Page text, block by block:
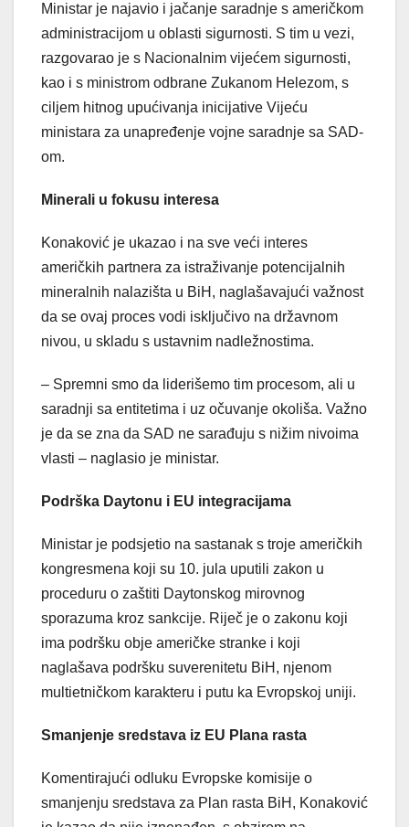
Ministar je najavio i jačanje saradnje s američkom
administracijom u oblasti sigurnosti. S tim u vezi,
razgovarao je s Nacionalnim vijećem sigurnosti,
kao i s ministrom odbrane Zukanom Helezom, s
ciljem hitnog upućivanja inicijative Vijeću
ministara za unapređenje vojne saradnje sa SAD-
om.
Minerali u fokusu interesa
Konaković je ukazao i na sve veći interes
američkih partnera za istraživanje potencijalnih
mineralnih nalazišta u BiH, naglašavajući važnost
da se ovaj proces vodi isključivo na državnom
nivou, u skladu s ustavnim nadležnostima.
– Spremni smo da liderišemo tim procesom, ali u
saradnji sa entitetima i uz očuvanje okoliša. Važno
je da se zna da SAD ne sarađuju s nižim nivoima
vlasti – naglasio je ministar.
Podrška Daytonu i EU integracijama
Ministar je podsjetio na sastanak s troje američkih
kongresmena koji su 10. jula uputili zakon u
proceduru o zaštiti Daytonskog mirovnog
sporazuma kroz sankcije. Riječ je o zakonu koji
ima podršku obje američke stranke i koji
naglašava podršku suverenitetu BiH, njenom
multietničkom karakteru i putu ka Evropskoj uniji.
Smanjenje sredstava iz EU Plana rasta
Komentirajući odluku Evropske komisije o
smanjenju sredstava za Plan rasta BiH, Konaković